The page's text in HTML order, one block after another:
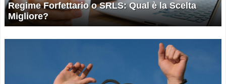
Regime Forfettario o SRLS: Qual è la Scelta
Migliore?